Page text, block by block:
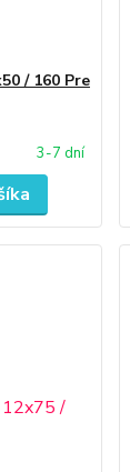
/ 160 Pre
3-7 dní